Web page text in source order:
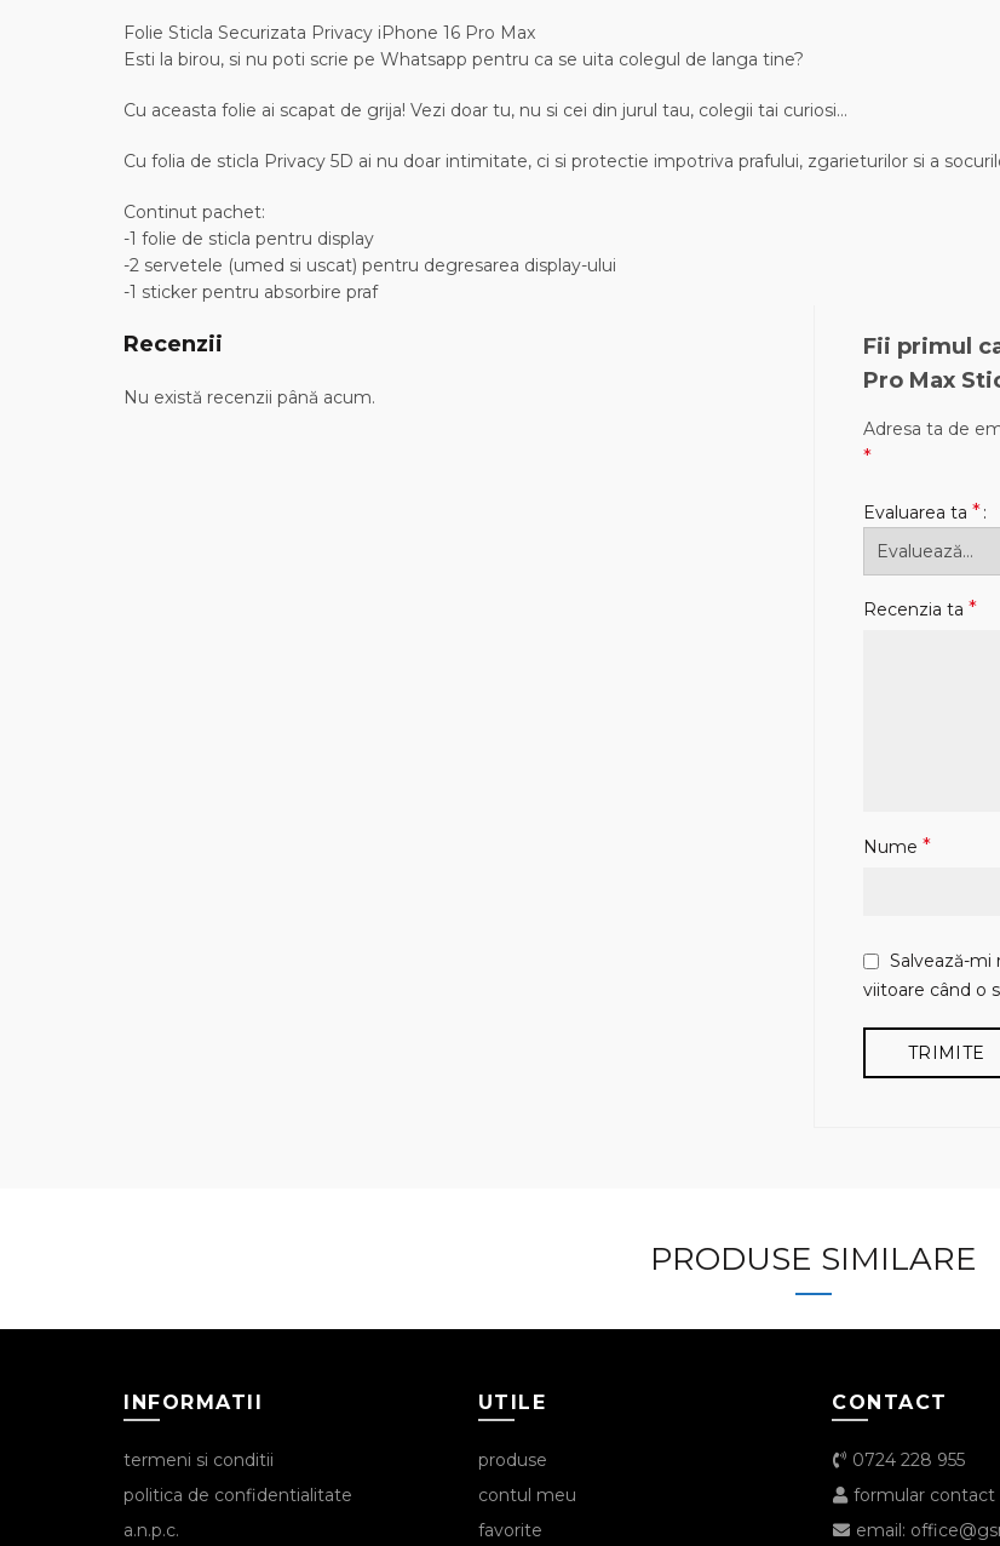
Folie Sticla Securizata Privacy iPhone 16 Pro Max
Esti la birou, si nu poti scrie pe Whatsapp pentru ca se uita colegul de langa tine?
Cu aceasta folie ai scapat de grija! Vezi doar tu, nu si cei din jurul tau, colegii tai curiosi…
Cu folia de sticla Privacy 5D ai nu doar intimitate, ci si protectie impotriva prafului, zgarieturilor si a
Continut pachet:
-1 folie de sticla pentru display
-2 servetele (umed si uscat) pentru degresarea display-ului
-1 sticker pentru absorbire praf
Recenzii
Nu există recenzii până acum.
Fii primul
Pro Max
Adresa ta de
*
Evaluarea ta *
Recenzia ta *
Nume *
Salvează-mi
viitoare când o
PRODUSE SIMILARE
INFORMATII
termeni si conditii
politica de confidentialitate
a.n.p.c.
UTILE
produse
contul meu
favorite
CONTACT
0724 228 955
formular contact
email: